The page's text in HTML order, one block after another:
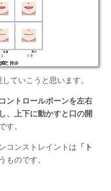
ていこうと思います。
ントロールボーンを左右
、上下に動かすと口の開
す。
コンストレイントは 「ト
ものです。